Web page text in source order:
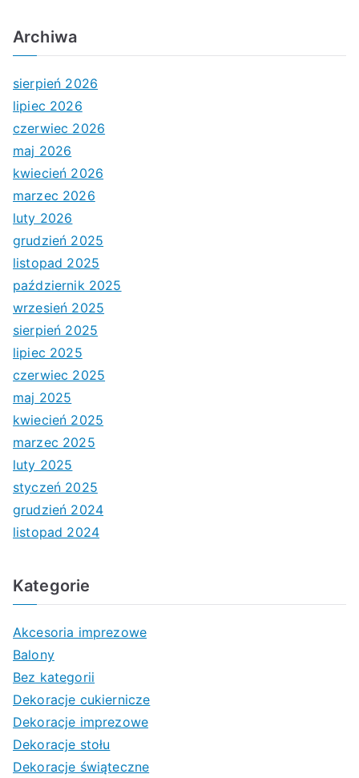
Archiwa
sierpień 2026
lipiec 2026
czerwiec 2026
maj 2026
kwiecień 2026
marzec 2026
luty 2026
grudzień 2025
listopad 2025
październik 2025
wrzesień 2025
sierpień 2025
lipiec 2025
czerwiec 2025
maj 2025
kwiecień 2025
marzec 2025
luty 2025
styczeń 2025
grudzień 2024
listopad 2024
Kategorie
Akcesoria imprezowe
Balony
Bez kategorii
Dekoracje cukiernicze
Dekoracje imprezowe
Dekoracje stołu
Dekoracje świąteczne